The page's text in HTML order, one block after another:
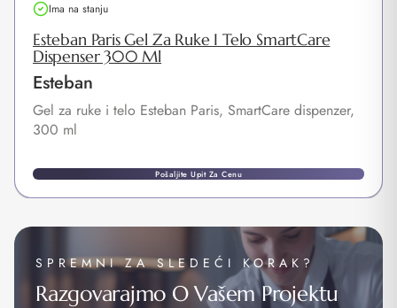
Ima na stanju
Esteban Paris Gel Za Ruke I Telo SmartCare
Dispenser 300 Ml
Esteban
Gel za ruke i telo Esteban Paris, SmartCare dispenzer,
300 ml
Pošaljite Upit Za Cenu
SPREMNI ZA SLEDEĆI KORAK?
Razgovarajmo O Vašem Projektu